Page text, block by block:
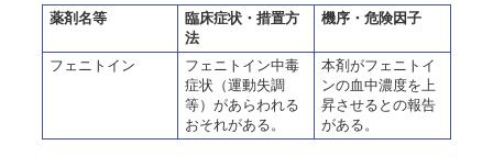
薬剤名等
臨床症状・措置方
法
機序・危険因子
フェニトイン
フェニトイン中毒
症状（運動失調
等）があらわれる
おそれがある。
本剤がフェニトイ
ンの血中濃度を上
昇させるとの報告
がある。